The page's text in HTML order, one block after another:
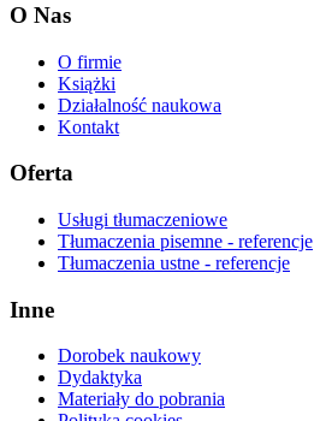
O Nas
O firmie
Książki
Działalność naukowa
Kontakt
Oferta
Usługi tłumaczeniowe
Tłumaczenia pisemne - referencje
Tłumaczenia ustne - referencje
Inne
Dorobek naukowy
Dydaktyka
Materiały do pobrania